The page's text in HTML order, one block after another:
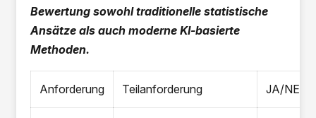
Bewertung sowohl traditionelle statistische
Ansätze als auch moderne KI-basierte
Methoden.
Anforderung Teilanforderung JA/NEIN